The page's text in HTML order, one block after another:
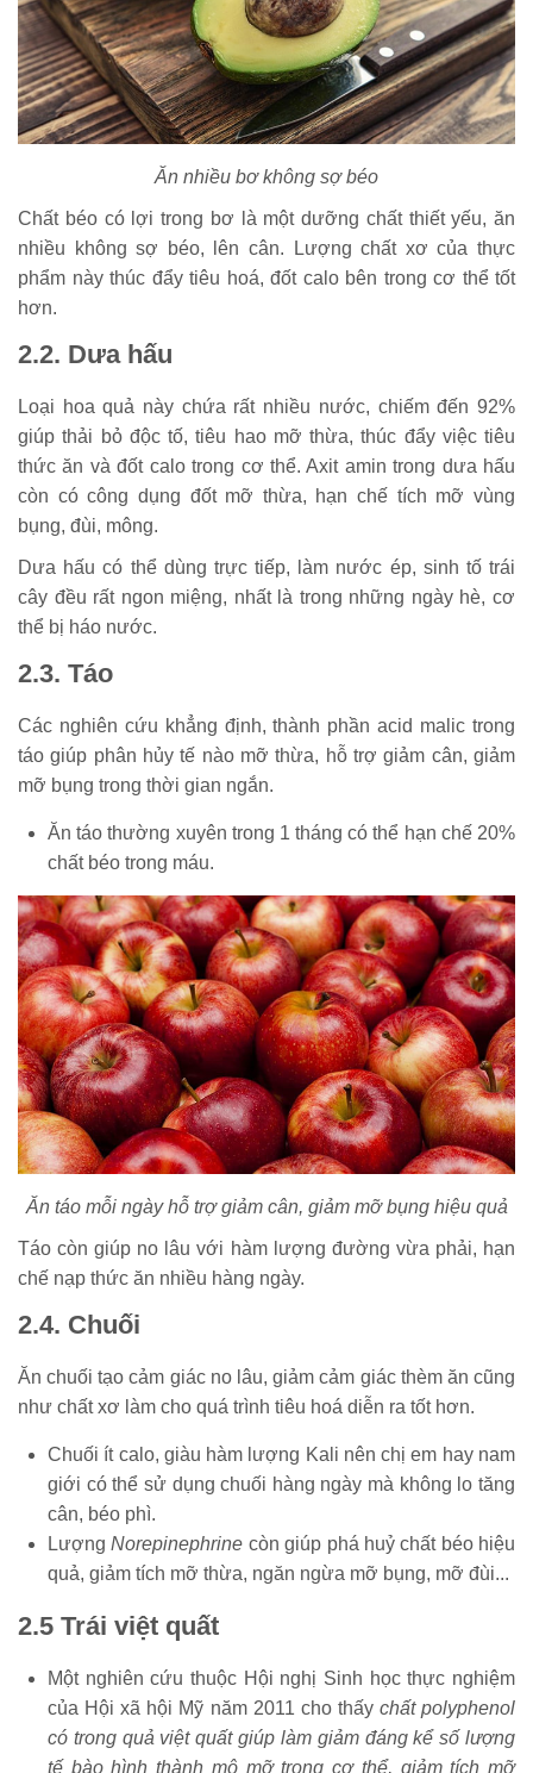
Ăn nhiều bơ không sợ béo
Chất béo có lợi trong bơ là một dưỡng chất thiết yếu, ăn
nhiều không sợ béo, lên cân. Lượng chất xơ của thực
phẩm này thúc đẩy tiêu hoá, đốt calo bên trong cơ thể tốt
hơn.
2.2. Dưa hấu
Loại hoa quả này chứa rất nhiều nước, chiếm đến 92%
giúp thải bỏ độc tố, tiêu hao mỡ thừa, thúc đẩy việc tiêu
thức ăn và đốt calo trong cơ thể. Axit amin trong dưa hấu
còn có công dụng đốt mỡ thừa, hạn chế tích mỡ vùng
bụng, đùi, mông.
Dưa hấu có thể dùng trực tiếp, làm nước ép, sinh tố trái
cây đều rất ngon miệng, nhất là trong những ngày hè, cơ
thể bị háo nước.
2.3. Táo
Các nghiên cứu khẳng định, thành phần acid malic trong
táo giúp phân hủy tế nào mỡ thừa, hỗ trợ giảm cân, giảm
mỡ bụng trong thời gian ngắn.
Ăn táo thường xuyên trong 1 tháng có thể hạn chế 20%
chất béo trong máu.
Ăn táo mỗi ngày hỗ trợ giảm cân, giảm mỡ bụng hiệu quả
Táo còn giúp no lâu với hàm lượng đường vừa phải, hạn
chế nạp thức ăn nhiều hàng ngày.
2.4. Chuối
Ăn chuối tạo cảm giác no lâu, giảm cảm giác thèm ăn cũng
như chất xơ làm cho quá trình tiêu hoá diễn ra tốt hơn.
Chuối ít calo, giàu hàm lượng Kali nên chị em hay nam
giới có thể sử dụng chuối hàng ngày mà không lo tăng
cân, béo phì.
LượngNorepinephrine còn giúp phá huỷ chất béo hiệu
quả, giảm tích mỡ thừa, ngăn ngừa mỡ bụng, mỡ đùi...
2.5 Trái việt quất
Một nghiên cứu thuộc Hội nghị Sinh học thực nghiệm
của Hội xã hội Mỹ năm 2011 cho thấy chất polyphenol
có trong quả việt quất giúp làm giảm đáng kể số lượng
tế bào hình thành mô mỡ trong cơ thể, giảm tích mỡ